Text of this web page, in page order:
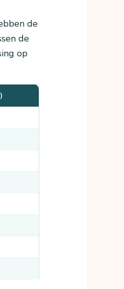
de
de
op